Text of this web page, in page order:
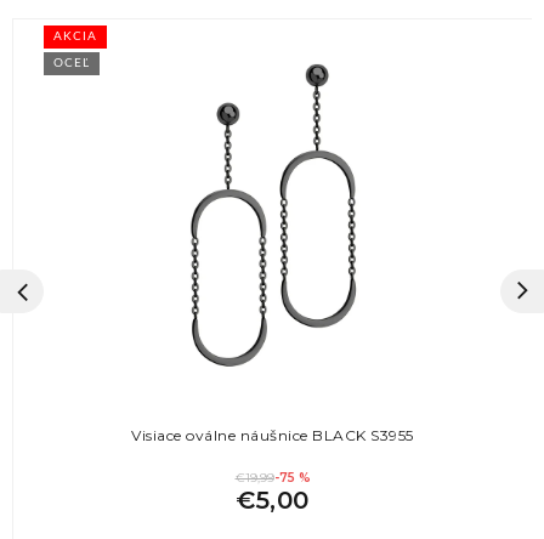
AKCIA
OCEĽ
Visiace oválne náušnice BLACK S3955
€19,99-75 %
€5,00